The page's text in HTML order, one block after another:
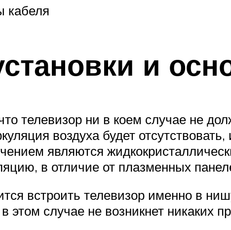
кабеля
и
телевизор ни в коем случае не
воздуха будет
являются
в отличие от плазменных
встроить телевизор именно в
этом случае не возникнет никаких